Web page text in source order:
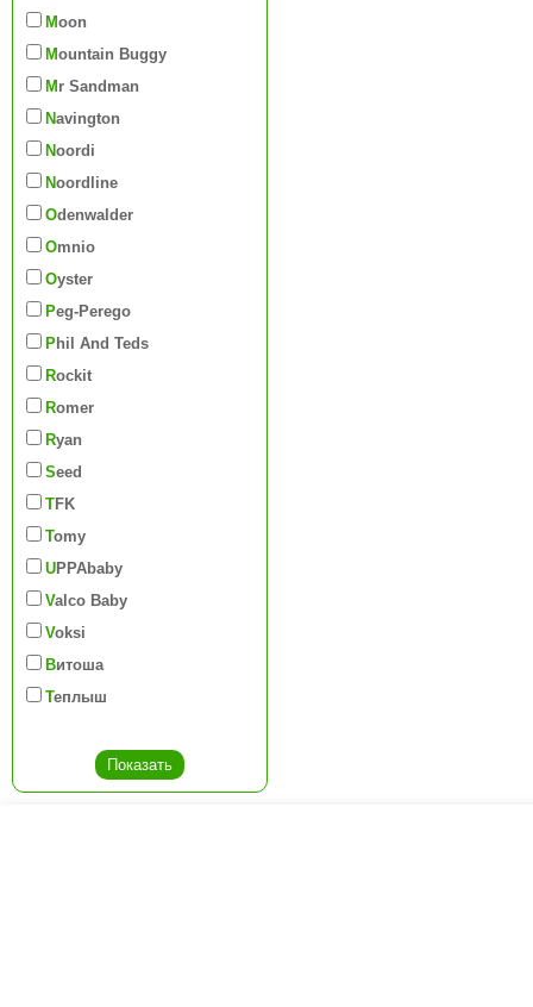
Moon
Mountain Buggy
Mr Sandman
Navington
Noordi
Noordline
Odenwalder
Omnio
Oyster
Peg-Perego
Phil And Teds
Rockit
Romer
Ryan
Seed
TFK
Tomy
UPPAbaby
Valco Baby
Voksi
Витоша
Теплыш